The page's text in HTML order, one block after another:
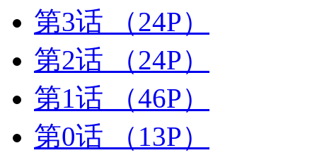
第3话
（24P）
第2话
（24P）
第1话
（46P）
第0话
（13P）